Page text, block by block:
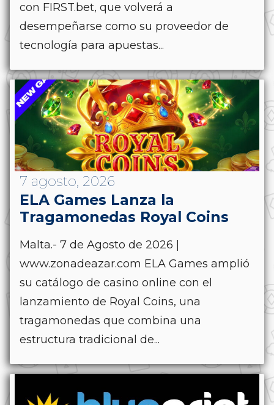
con FIRST.bet, que volverá a
desempeñarse como su proveedor de
tecnología para apuestas...
7 agosto, 2026
ELA Games Lanza la
Tragamonedas Royal Coins
Malta.- 7 de Agosto de 2026 |
www.zonadeazar.com ELA Games amplió
su catálogo de casino online con el
lanzamiento de Royal Coins, una
tragamonedas que combina una
estructura tradicional de...